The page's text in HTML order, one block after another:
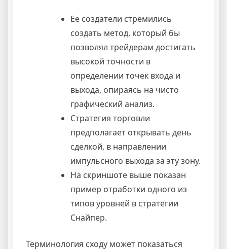
Ее создатели стремились
создать метод, который бы
позволял трейдерам достигать
высокой точности в
определении точек входа и
выхода, опираясь на чисто
графический анализ.
Стратегия торговли
предполагает открывать день
сделкой, в направлении
импульсного выхода за эту зону.
На скриншоте выше показан
пример отработки одного из
типов уровней в стратегии
Снайпер.
Терминология сходу может показаться